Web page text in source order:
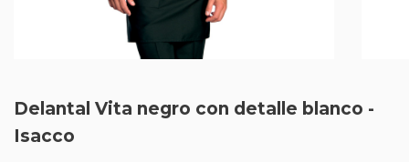
Delantal Vita negro con detalle blanco -
Isacco